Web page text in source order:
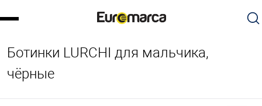
Ботинки LURCHI для мальчика,
чёрные